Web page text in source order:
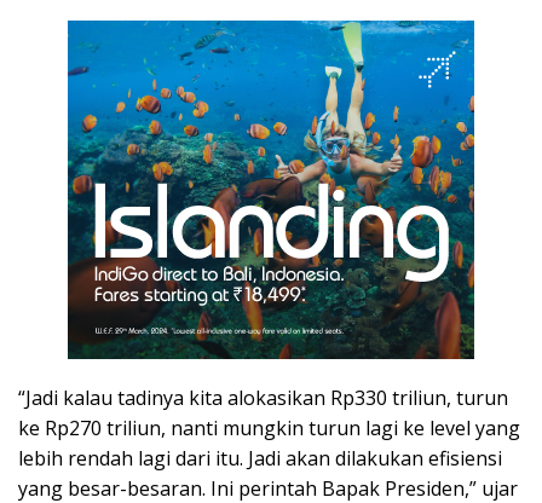
“Jadi kalau tadinya kita alokasikan Rp330 triliun, turun
ke Rp270 triliun, nanti mungkin turun lagi ke level yang
lebih rendah lagi dari itu. Jadi akan dilakukan efisiensi
yang besar-besaran. Ini perintah Bapak Presiden,” ujar